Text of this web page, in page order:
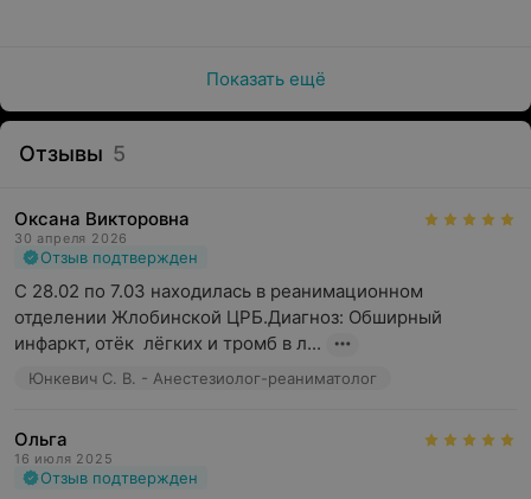
Показать ещё
Отзывы 5
Оксана Викторовна
30 апреля 2026
Отзыв подтвержден
С 28.02 по 7.03 находилась в реанимационном
отделении Жлобинской ЦРБ.Диагноз: Обширный
инфаркт, отёк  лёгких и тромб в л...
Юнкевич С. В. - Анестезиолог-реаниматолог
Ольга
16 июля 2025
Отзыв подтвержден